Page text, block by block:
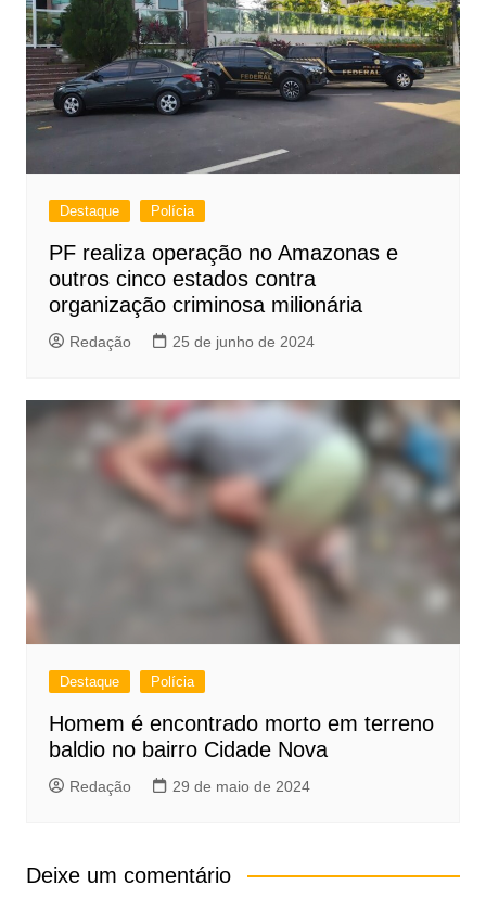
Destaque Polícia
PF realiza operação no Amazonas e
outros cinco estados contra
organização criminosa milionária
Redação 25 de junho de 2024
Destaque Polícia
Homem é encontrado morto em terreno
baldio no bairro Cidade Nova
Redação 29 de maio de 2024
Deixe um comentário